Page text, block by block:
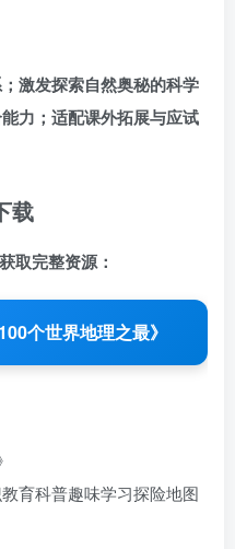
激发探索自然奥秘的科学
力；适配课外拓展与应试
载
取完整资源：
个世界地理之最》
教育科普趣味学习探险地图